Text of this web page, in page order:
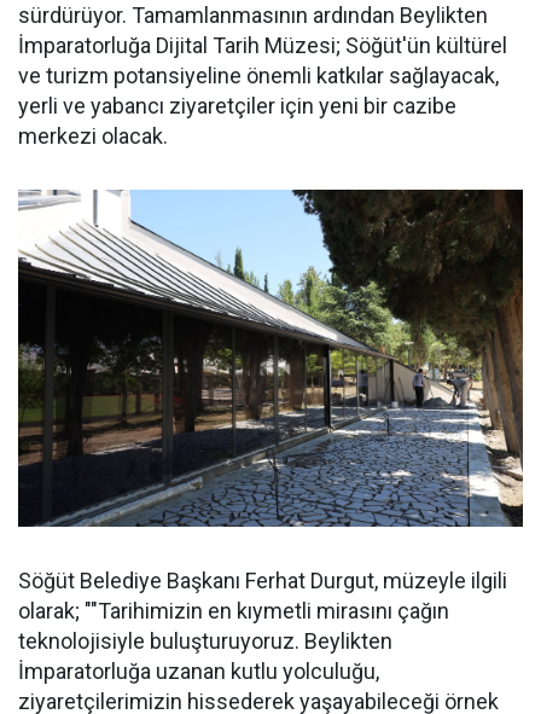
sürdürüyor. Tamamlanmasının ardından Beylikten
İmparatorluğa Dijital Tarih Müzesi; Söğüt'ün kültürel
ve turizm potansiyeline önemli katkılar sağlayacak,
yerli ve yabancı ziyaretçiler için yeni bir cazibe
merkezi olacak.
Söğüt Belediye Başkanı Ferhat Durgut, müzeyle ilgili
olarak; ""Tarihimizin en kıymetli mirasını çağın
teknolojisiyle buluşturuyoruz. Beylikten
İmparatorluğa uzanan kutlu yolculuğu,
ziyaretçilerimizin hissederek yaşayabileceği örnek